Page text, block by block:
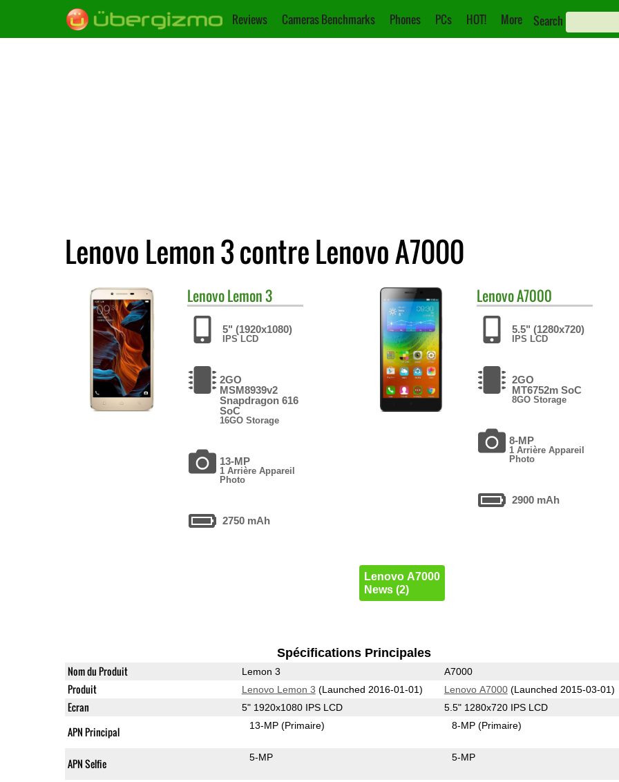
Reviews Cameras Benchmarks Phones PCs HOT! More Search
Lenovo Lemon 3 contre Lenovo A7000
LenovoLemon 3
5" (1920x1080)
IPS LCD
2GO
MSM8939v2
Snapdragon 616
SoC
16GO Storage
13-MP
1 Arrière Appareil
Photo
2750 mAh
LenovoA7000
5.5" (1280x720)
IPS LCD
2GO
MT6752m SoC
8GO Storage
8-MP
1 Arrière Appareil
Photo
2900 mAh
Lenovo A7000
News (2)
Spécifications Principales
Nom du Produit Lemon 3 A7000
Produit Lenovo Lemon 3 (Launched 2016-01-01) Lenovo A7000(Launched 2015-03-01)
Ecran 5" 1920x1080 IPS LCD 5.5" 1280x720 IPS LCD
APN Principal 13-MP(Primaire) 8-MP(Primaire)
APN Selfie 5-MP 5-MP